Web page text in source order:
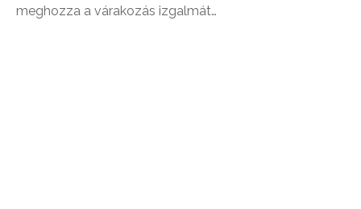
meghozza a várakozás izgalmát…